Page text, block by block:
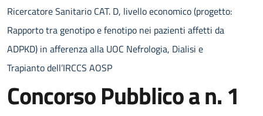
Ricercatore Sanitario CAT. D, livello economico (progetto:
Rapporto tra genotipo e fenotipo nei pazienti affetti da
ADPKD) in afferenza alla UOC Nefrologia, Dialisi e
Trapianto dell’IRCCS AOSP
Concorso Pubblico a n. 1